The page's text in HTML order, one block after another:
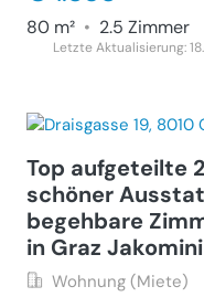
80 m² • 2.5 Zimmer
Letzte Aktualisierung:
Top aufgeteilte
schöner
begehbare
in Graz
Wohnung (Miete)